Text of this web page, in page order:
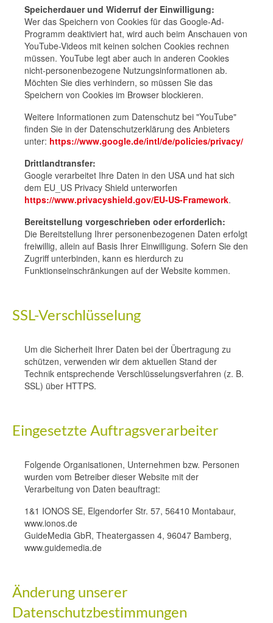
Speicherdauer und Widerruf der Einwilligung:
Wer das Speichern von Cookies für das Google-Ad-
Programm deaktiviert hat, wird auch beim Anschauen von
YouTube-Videos mit keinen solchen Cookies rechnen
müssen. YouTube legt aber auch in anderen Cookies
nicht-personenbezogene Nutzungsinformationen ab.
Möchten Sie dies verhindern, so müssen Sie das
Speichern von Cookies im Browser blockieren.
Weitere Informationen zum Datenschutz bei "YouTube"
finden Sie in der Datenschutzerklärung des Anbieters
unter: https://www.google.de/intl/de/policies/privacy/
Drittlandtransfer:
Google verarbeitet Ihre Daten in den USA und hat sich
dem EU_US Privacy Shield unterworfen
https://www.privacyshield.gov/EU-US-Framework.
Bereitstellung vorgeschrieben oder erforderlich:
Die Bereitstellung Ihrer personenbezogenen Daten erfolgt
freiwillig, allein auf Basis Ihrer Einwilligung. Sofern Sie den
Zugriff unterbinden, kann es hierdurch zu
Funktionseinschränkungen auf der Website kommen.
SSL-Verschlüsselung
Um die Sicherheit Ihrer Daten bei der Übertragung zu
schützen, verwenden wir dem aktuellen Stand der
Technik entsprechende Verschlüsselungsverfahren (z. B.
SSL) über HTTPS.
Eingesetzte Auftragsverarbeiter
Folgende Organisationen, Unternehmen bzw. Personen
wurden vom Betreiber dieser Website mit der
Verarbeitung von Daten beauftragt:
1&1 IONOS SE, Elgendorfer Str. 57, 56410 Montabaur,
www.ionos.de
GuideMedia GbR, Theatergassen 4, 96047 Bamberg,
www.guidemedia.de
Änderung unserer
Datenschutzbestimmungen